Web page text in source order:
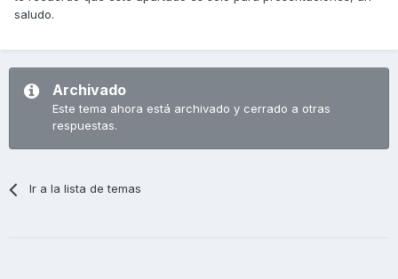
saludo.
Archivado
Este tema ahora está archivado y cerrado a otras
respuestas.
Ir a la lista de temas